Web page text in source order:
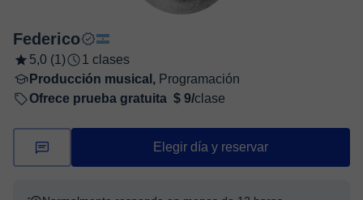
Federico
5,0 (1)
1 clases
Producción musical, Programación
Ofrece prueba gratuita $ 9/clase
Elegir día y reservar